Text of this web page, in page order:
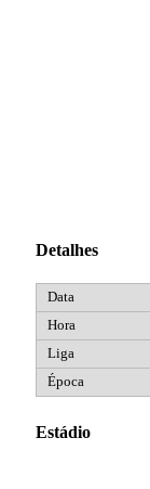
Detalhes
Estádio